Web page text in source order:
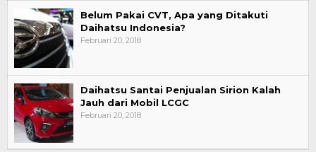
Belum Pakai CVT, Apa yang Ditakuti
Daihatsu Indonesia?
Februari 20, 2018
Daihatsu Santai Penjualan Sirion Kalah
Jauh dari Mobil LCGC
Februari 20, 2018